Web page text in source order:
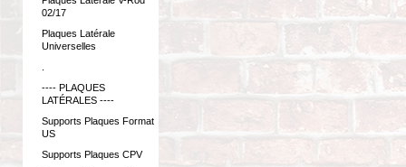
02/17
Plaques Latérale
Universelles
---- PLAQUES
LATÉRALES ----
Supports Plaques Format
US
Supports Plaques CPV